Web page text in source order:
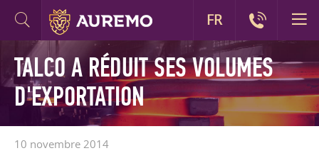
TALCO A RÉDUIT SES VOLUMES
D'EXPORTATION
10 novembre 2014
FR